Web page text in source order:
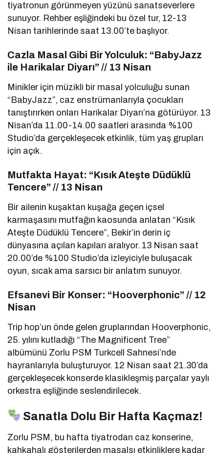
tiyatronun görünmeyen yüzünü sanatseverlere
sunuyor. Rehber eşliğindeki bu özel tur, 12-13
Nisan tarihlerinde saat 13.00’te başlıyor.
Cazla Masal Gibi Bir Yolculuk: “BabyJazz
ile Harikalar Diyarı” // 13 Nisan
Minikler için müzikli bir masal yolculuğu sunan
“BabyJazz”, caz enstrümanlarıyla çocukları
tanıştırırken onları Harikalar Diyarı’na götürüyor. 13
Nisan’da 11.00-14.00 saatleri arasında %100
Studio’da gerçekleşecek etkinlik, tüm yaş grupları
için açık.
Mutfakta Hayat: “Kısık Ateşte Düdüklü
Tencere” // 13 Nisan
Bir ailenin kuşaktan kuşağa geçen içsel
karmaşasını mutfağın kaosunda anlatan “Kısık
Ateşte Düdüklü Tencere”, Bekir’in derin iç
dünyasına açılan kapıları aralıyor. 13 Nisan saat
20.00’de %100 Studio’da izleyiciyle buluşacak
oyun, sıcak ama sarsıcı bir anlatım sunuyor.
Efsanevi Bir Konser: “Hooverphonic” // 12
Nisan
Trip hop’un önde gelen gruplarından Hooverphonic,
25. yılını kutladığı “The Magnificent Tree”
albümünü Zorlu PSM Turkcell Sahnesi’nde
hayranlarıyla buluşturuyor. 12 Nisan saat 21.30’da
gerçekleşecek konserde klasikleşmiş parçalar yaylı
orkestra eşliğinde seslendirilecek.
Sanatla Dolu Bir Hafta Kaçmaz!
Zorlu PSM, bu hafta tiyatrodan caz konserine,
kahkahalı gösterilerden masalsı etkinliklere kadar